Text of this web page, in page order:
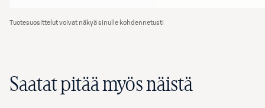
Tuotesuosittelut voivat näkyä sinulle kohdennetusti
Saatat pitää myös näistä